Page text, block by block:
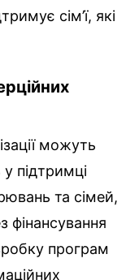
сім’ї, які
можуть
підтримці
та сімей,
фінансування
програм